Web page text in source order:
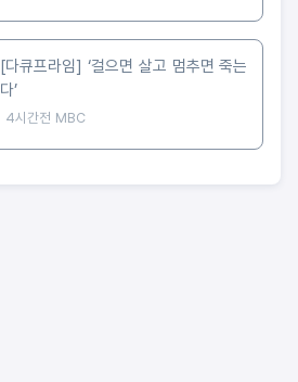
[다큐프라임] ‘걸으면 살고 멈추면 죽는
다’
4시간전 MBC